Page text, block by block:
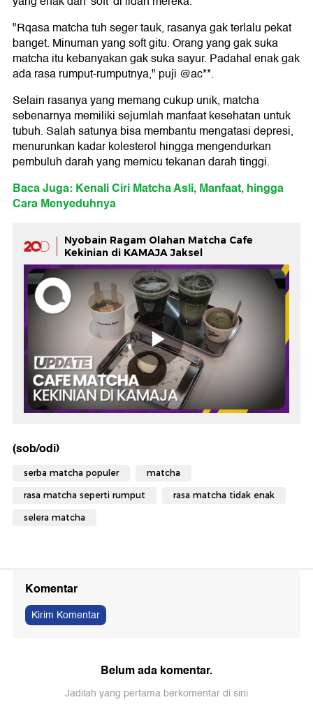
"Rqasa matcha tuh seger tauk, rasanya gak terlalu pekat
banget. Minuman yang soft gitu. Orang yang gak suka
matcha itu kebanyakan gak suka sayur. Padahal enak gak
ada rasa rumput-rumputnya," puji @ac**.
Selain rasanya yang memang cukup unik, matcha
sebenarnya memiliki sejumlah manfaat kesehatan untuk
tubuh. Salah satunya bisa membantu mengatasi depresi,
menurunkan kadar kolesterol hingga mengendurkan
pembuluh darah yang memicu tekanan darah tinggi.
Baca Juga: Kenali Ciri Matcha Asli, Manfaat, hingga
Cara Menyeduhnya
Nyobain Ragam Olahan Matcha Cafe
Kekinian di KAMAJA Jaksel
(sob/odi)
serba matcha populer matcha
rasa matcha seperti rumput rasa matcha tidak enak
selera matcha
Komentar
Kirim Komentar
Belum ada komentar.
Jadilah yang pertama berkomentar di sini